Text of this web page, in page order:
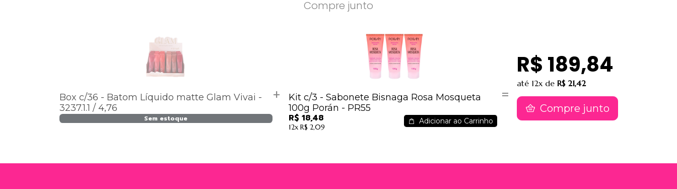
Compre junto
Box c/36 - Batom Líquido matte Glam Vivai -
3237.1.1 / 4,76
Sem estoque
Kit c/3 - Sabonete Bisnaga Rosa Mosqueta
100g Porán - PR55
R$ 18,48
12x R$ 2,09
Adicionar ao Carrinho
R$ 189,84
até 12x de R$ 21,42
Compre junto